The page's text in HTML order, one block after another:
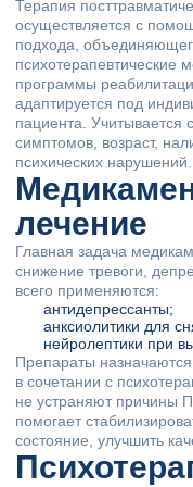
лечением
Устраняет
В 2 раза
срывов при
недорогие
класса, при
годами.
методы, такие
дают заметные
сеансов, что
доступной для
Гибкий
или в
лечении
проблем
Терапия
осуществляется с
подхода,
психотерапевтические
программы
адаптируется под
пациента. Учитывается
симптомов, возраст,
психических нарушений.
лечение
Главная задача
снижение тревоги,
всего применяются:
антидепрессанты;
анксиолитики для
нейролептики при
Препараты
в сочетании с
не устраняют причины
помогает
состояние, улучшить